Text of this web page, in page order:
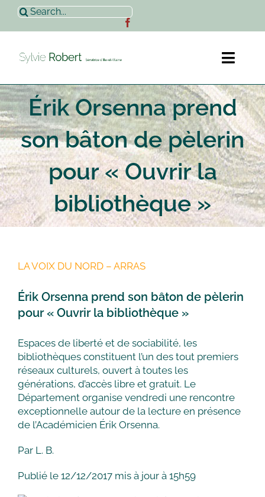
Passer
contenu
Rechercher:
Accueil
Sylvie Robert
Actualités
Contact
Érik Orsenna prend
son bâton de pèlerin
pour « Ouvrir la
bibliothèque »
LA VOIX DU NORD – ARRAS
Érik Orsenna prend son bâton de pèlerin
pour « Ouvrir la bibliothèque »
Espaces de liberté et de sociabilité, les
bibliothèques constituent l’un des tout premiers
réseaux culturels, ouvert à toutes les
générations, d’accès libre et gratuit. Le
Département organise vendredi une rencontre
exceptionnelle autour de la lecture en présence
de l’Académicien Érik Orsenna.
Par L. B.
Publié le 12/12/2017 mis à jour à 15h59